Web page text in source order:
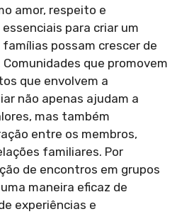
amor, respeito e
para criar um
possam crescer de
que promovem
que envolvem a
não apenas ajudam a
mas também
entre os membros,
familiares. Por
de encontros em grupos
maneira eficaz de
experiências e